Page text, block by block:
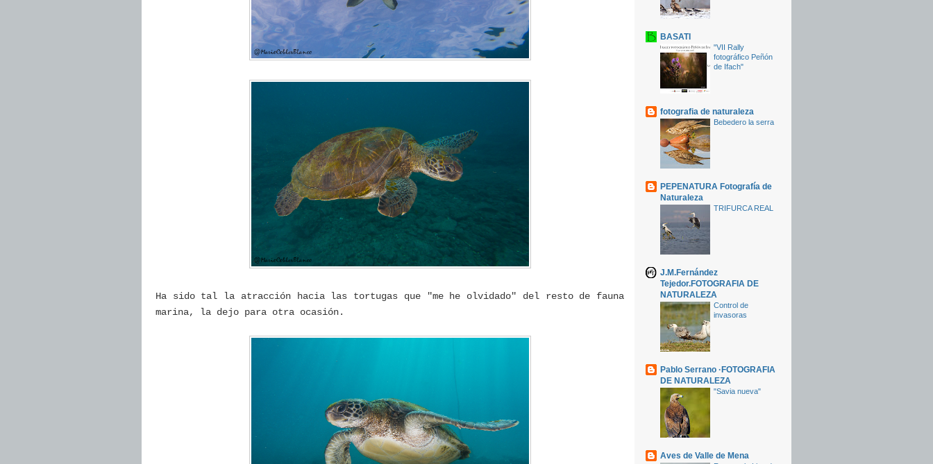
Ha sido tal la atracción hacia las tortugas que "me he olvidado" del resto de fauna
marina, la dejo para otra ocasión.
BASATI
"VII Rally
fotográfico Peñón
de Ifach"
fotografia de naturaleza
Bebedero la serra
PEPENATURA Fotografía de
Naturaleza
TRIFURCA REAL
J.M.Fernández
Tejedor.FOTOGRAFIA DE
NATURALEZA
Control de
invasoras
Pablo Serrano ·FOTOGRAFIA
DE NATURALEZA
"Savia nueva"
Aves de Valle de Mena